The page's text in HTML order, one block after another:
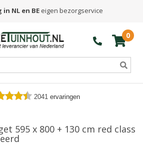
NL en BE eigen bezorgservice
0
2041 ervaringen
595 x 800 + 130 cm red class